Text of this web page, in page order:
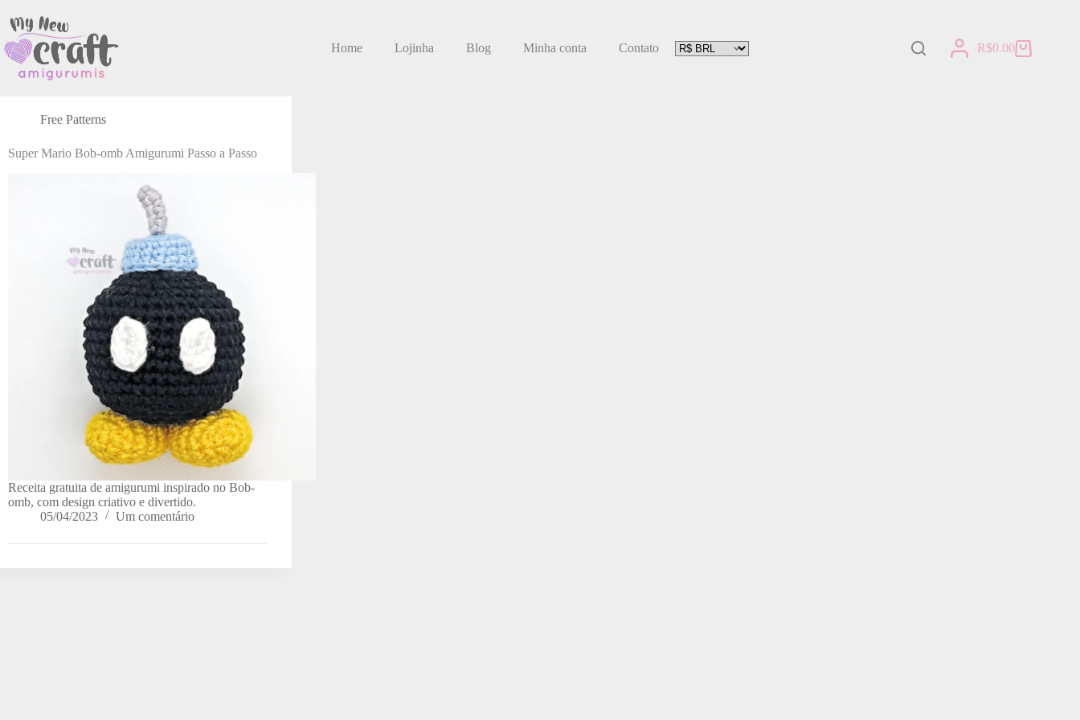
Home Lojinha Blog Minha conta Contato R$0.00
Free Patterns
Super Mario Bob-omb Amigurumi Passo a Passo
Receita gratuita de amigurumi inspirado no Bob-
omb, com design criativo e divertido.
05/04/2023
Um comentário